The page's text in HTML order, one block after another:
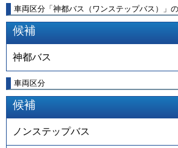
車両区分「神都バス（ワンステップバス）」
候補
神都バス
車両区分
候補
ノンステップバス